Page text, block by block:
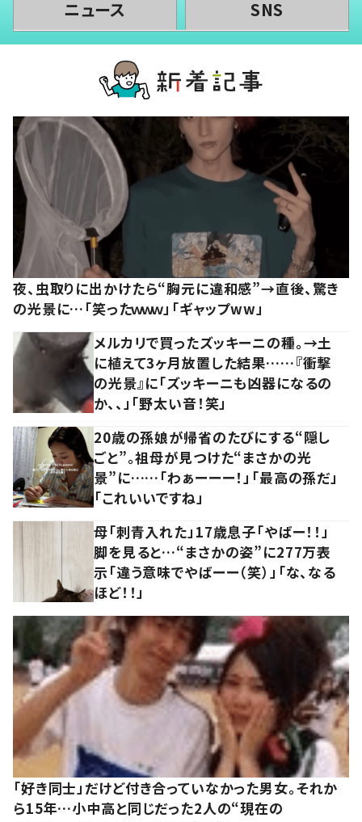
ニュース SNS
夜、虫取りに出かけたら“胸元に違和感”→直後、驚き
の光景に…「笑ったｗｗｗ」「ギャップww」
メルカリで買ったズッキーニの種。→土
に植えて3ヶ月放置した結果……『衝撃
の光景』に「ズッキーニも凶器になるの
か、、」「野太い音！笑」
20歳の孫娘が帰省のたびにする“隠し
ごと”。祖母が見つけた“まさかの光
景”に……「わぁーーー！」「最高の孫だ」
「これいいですね」
母「刺青入れた」17歳息子「やばー！！」
脚を見ると…“まさかの姿”に277万表
示「違う意味でやばーー（笑）」「な、なる
ほど！！」
「好き同士」だけど付き合っていなかった男女。それか
ら15年…小中高と同じだった2人の“現在の